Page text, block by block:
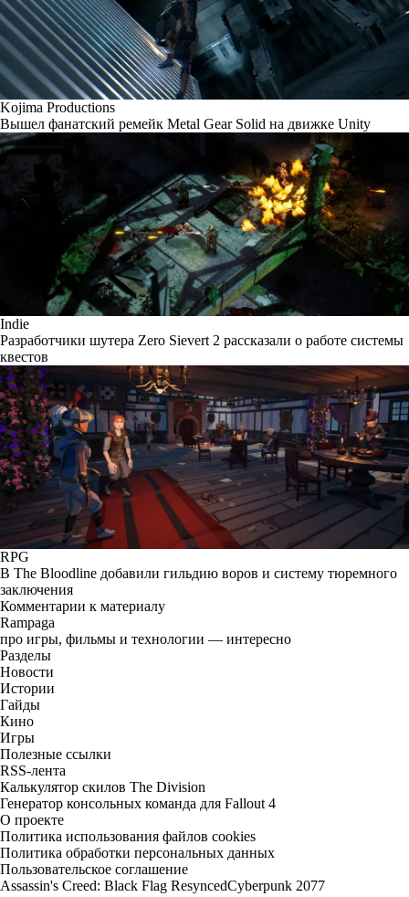
Kojima Productions
Вышел фанатский ремейк Metal Gear Solid на движке Unity
Indie
Разработчики шутера Zero Sievert 2 рассказали о работе системы
квестов
RPG
В The Bloodline добавили гильдию воров и систему тюремного
заключения
Комментарии к материалу
Rampaga
про игры, фильмы и технологии — интересно
Разделы
Новости
Истории
Гайды
Кино
Игры
Полезные ссылки
RSS-лента
Калькулятор скилов The Division
Генератор консольных команда для Fallout 4
О проекте
Политика использования файлов cookies
Политика обработки персональных данных
Пользовательское соглашение
Assassin's Creed: Black Flag ResyncedCyberpunk 2077